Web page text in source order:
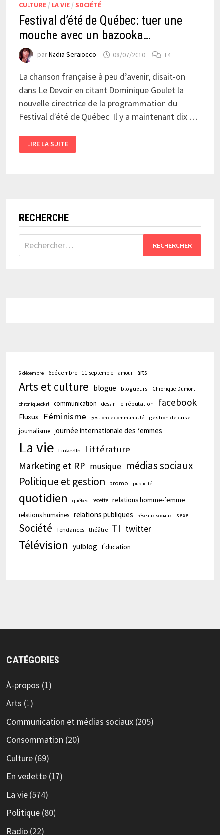
CULTURE/ LA VIE/ SOCIÉTÉ
Festival d’été de Québec: tuer une
mouche avec un bazooka…
parNadia Seraiocco 08/07/2010 14
La chanson française à peu d’avenir, disait-on
dans Le Devoir en citant Dominique Goulet la
nouvelle directrice de la programmation du
Festival d’été de Québec. Il y a maintenant dix …
D’ÉTÉ
DE
LIRE LA SUITE
RECHERCHE
Rechercher :
6 décembre 6décembre 11 septembre amour arts
Arts et culture blogue blogueurs Chronique-Dumont
chroniqueckrl communication dessin e-réputation facebook
Fluxus Féminisme gestion de communauté gestion de crise
journalisme journée internationale des femmes
La vie LinkedIn Littérature
Marketing et RP musique médias sociaux
Politique et gestion
promo publicité
quotidien québec recette relations homme-femme
relations humaines relations publiques réseaux sociaux sexe
Société Tendances théâtre TI twitter
Télévision yulblog Éducation
CATÉGORIES
À-propos (1)
Arts (1)
Communication et médias sociaux(205)
Consommation (20)
Culture(69)
En vedette(17)
La vie(574)
Politique(80)
Radio (22)